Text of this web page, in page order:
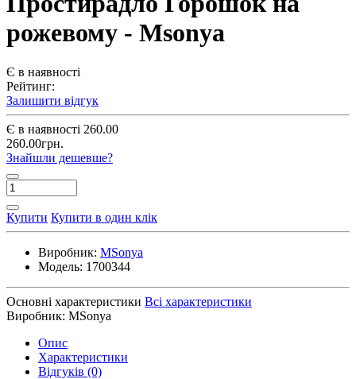
рожевому - Msonya
Є в наявності
Рейтинг:
Залишити відгук
Є в наявності 260.00
260.00грн.
Знайшли дешевше?
Купити Купити в один клік
Виробник: MSonya
Модель: 1700344
Основні характеристики Всі характеристики
Виробник: MSonya
Опис
Характеристики
Відгуків (0)